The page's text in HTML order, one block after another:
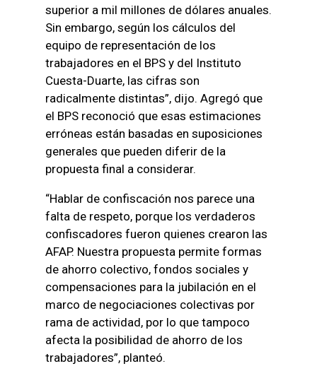
superior a mil millones de dólares anuales.
Sin embargo, según los cálculos del
equipo de representación de los
trabajadores en el BPS y del Instituto
Cuesta-Duarte, las cifras son
radicalmente distintas”, dijo. Agregó que
el BPS reconoció que esas estimaciones
erróneas están basadas en suposiciones
generales que pueden diferir de la
propuesta final a considerar.
“Hablar de confiscación nos parece una
falta de respeto, porque los verdaderos
confiscadores fueron quienes crearon las
AFAP. Nuestra propuesta permite formas
de ahorro colectivo, fondos sociales y
compensaciones para la jubilación en el
marco de negociaciones colectivas por
rama de actividad, por lo que tampoco
afecta la posibilidad de ahorro de los
trabajadores”, planteó.